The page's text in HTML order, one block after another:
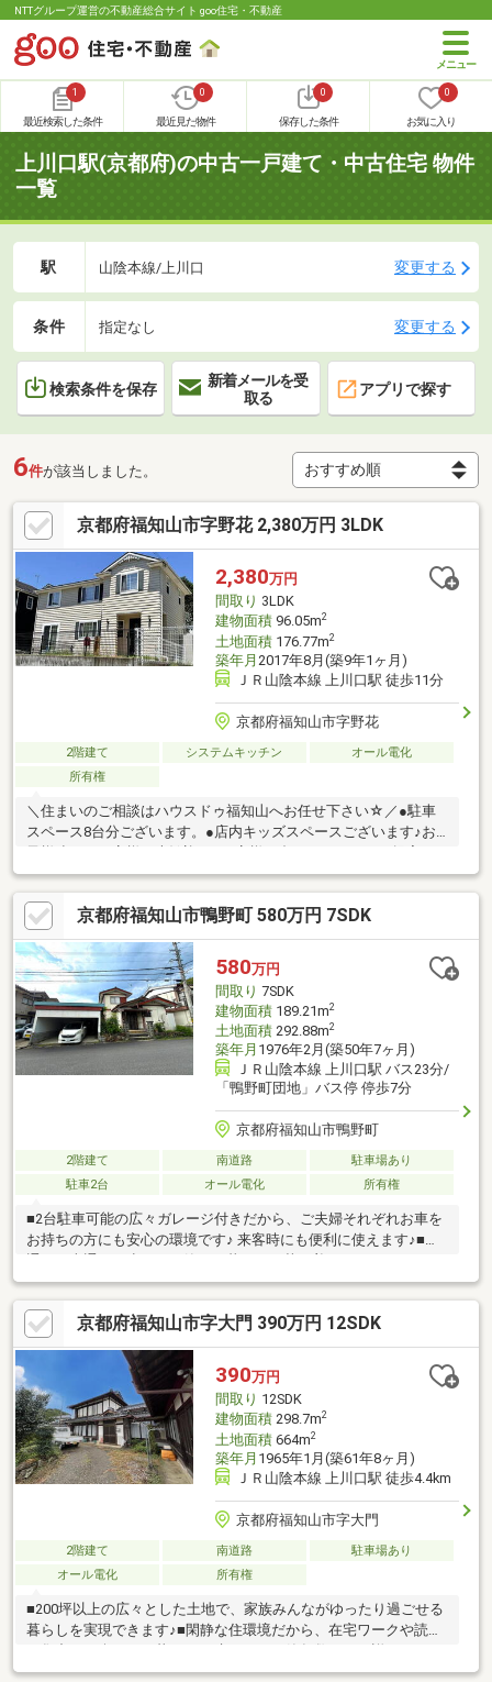
NTTグループ運営の不動産総合サイト goo住宅・不動産
1
最近検索した条件
0
最近見た物件
0
保存した条件
0
お気に入り
上川口駅(京都府)の中古一戸建て・中古住宅 物件
一覧
駅 山陰本線/上川口 変更する
条件 指定なし 変更する
検索条件を保存
新着メールを受
取る
アプリで探す
6件が該当しました。
京都府福知山市字野花 2,380万円 3LDK
2,380万円
間取り 3LDK
建物面積96.05m2
土地面積176.77m2
築年月 2017年8月(築9年1ヶ月)
ＪＲ山陰本線 上川口駅 徒歩11分
京都府福知山市字野花
2階建て システムキッチン
オール電化
所有権
＼住まいのご相談はハウスドゥ福知山へお任せ下さい☆／●駐車
スペース8台分ございます。●店内キッズスペースございます♪お
致します。●女性営業担当もおります。お気軽にご指定下さいま
せ。●ご売却相談も受付中！
京都府福知山市鴨野町 580万円 7SDK
580万円
間取り 7SDK
建物面積189.21m2
土地面積292.88m2
築年月 1976年2月(築50年7ヶ月)
ＪＲ山陰本線 上川口駅 バス23分/
「鴨野町団地」バス停 停歩7分
京都府福知山市鴨野町
2階建て 南道路
駐車場あり
駐車2台
オール電化 所有権
■2台駐車可能の広々ガレージ付きだから、ご夫婦それぞれお車を
お持ちの方にも安心の環境です♪ 来客時にも便利に使えます♪■人
アーキホームライフ福知山中央店では福知山市・綾部市を中心
に、地域密着ナンバー１を目指しています！○家を買いたい・売
りたい・リフォームしたいお客様にたくさんの情報を迅速に提供
いたします！○物件情報・住宅ローンetc...どんな事でもお気軽に
ご相談ください！○見るだけOK!聞くだけOK!ご相談は無料です！
ご来店、お問い合わせをお待ちしております♪
京都府福知山市字大門 390万円 12SDK
390万円
間取り 12SDK
建物面積298.7m2
土地面積664m2
築年月 1965年1月(築61年8ヶ月)
ＪＲ山陰本線 上川口駅 徒歩4.4km
京都府福知山市字大門
2階建て 南道路
駐車場あり
オール電化
所有権
■200坪以上の広々とした土地で、家族みんながゆったり過ごせる
暮らしを実現できます♪■閑静な住環境だから、在宅ワークや読書
ホームライフ福知山中央店では福知山市・綾部市を中心に、地域